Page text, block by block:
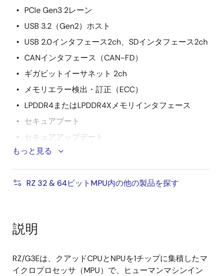
PCIe Gen3 2レーン
USB 3.2（Gen2）ホスト
USB 2.0インタフェース2ch、SDインタフェース2ch
CANインタフェース（CAN-FD）
ギガビットイーサネット 2ch
メモリエラー検出・訂正（ECC）
LPDDR4またはLPDDR4Xメモリインタフェース
セキュアブート
セキュアアップデート
ハードウエア暗号IP
真性乱数発生器（TRNG）
JTAG認証
21mm）
ら
もっと見る
RZ 32 & 64ビットMPU内の他の製品を探す
説明
RZ/G3Eは、クアッドCPUとNPUを1チップに集積したマ
イクロプロセッサ（MPU）で、ヒューマンマシンイン